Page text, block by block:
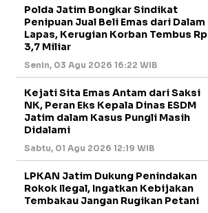
Polda Jatim Bongkar Sindikat
Penipuan Jual Beli Emas dari Dalam
Lapas, Kerugian Korban Tembus Rp
3,7 Miliar
Senin, 03 Agu 2026 16:22 WIB
Kejati Sita Emas Antam dari Saksi
NK, Peran Eks Kepala Dinas ESDM
Jatim dalam Kasus Pungli Masih
Didalami
Sabtu, 01 Agu 2026 12:19 WIB
LPKAN Jatim Dukung Penindakan
Rokok Ilegal, Ingatkan Kebijakan
Tembakau Jangan Rugikan Petani